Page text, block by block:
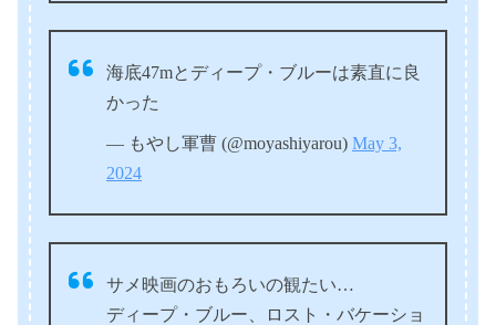
海底47mとディープ・ブルーは素直に良
かった
— もやし軍曹 (@moyashiyarou) May 3,
2024
サメ映画のおもろいの観たい…
ディープ・ブルー、ロスト・バケーショ